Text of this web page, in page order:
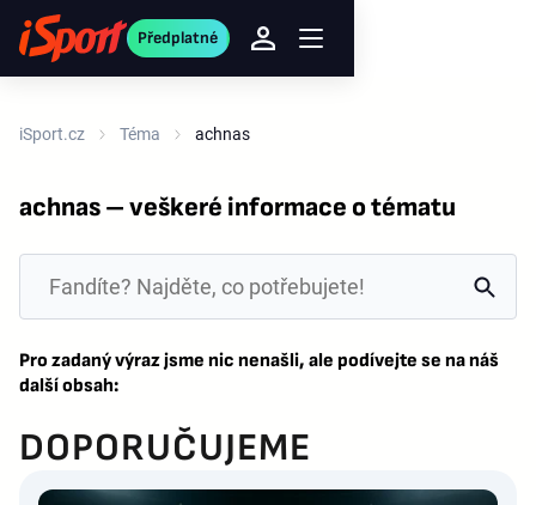
Předplatné
iSport.cz Téma achnas
achnas – veškeré informace o tématu
Pro zadaný výraz jsme nic nenašli, ale podívejte se na náš
další obsah:
DOPORUČUJEME